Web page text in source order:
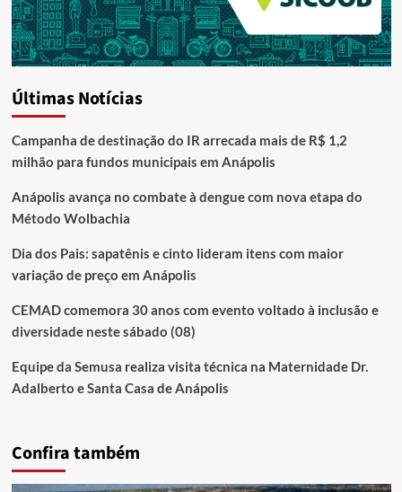
Últimas Notícias
Campanha de destinação do IR arrecada mais de R$ 1,2
milhão para fundos municipais em Anápolis
Anápolis avança no combate à dengue com nova etapa do
Método Wolbachia
Dia dos Pais: sapatênis e cinto lideram itens com maior
variação de preço em Anápolis
CEMAD comemora 30 anos com evento voltado à inclusão e
diversidade neste sábado (08)
Equipe da Semusa realiza visita técnica na Maternidade Dr.
Adalberto e Santa Casa de Anápolis
Confira também